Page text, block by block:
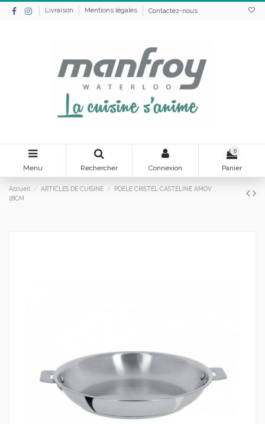
Livraison Mentions légales Contactez-nous
Menu Rechercher Connexion
0
Panier
Accueil ARTICLES DE CUISINE
POELE CRISTEL CASTELINE AMOV
28CM